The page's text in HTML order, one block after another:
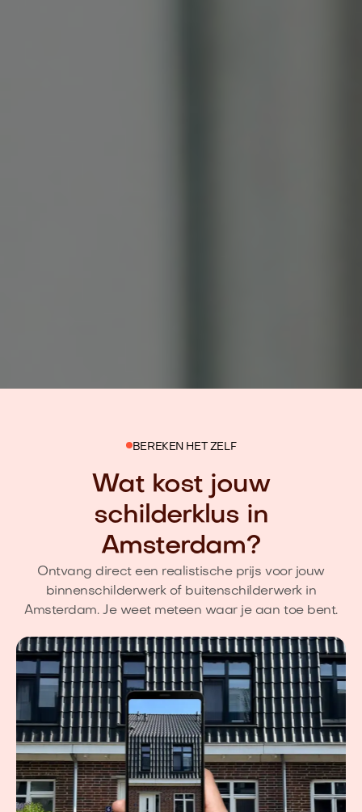
BEREKEN HET ZELF
Wat kost jouw
schilderklus in
Amsterdam?
Ontvang direct een realistische prijs voor jouw
binnenschilderwerk of buitenschilderwerk in
Amsterdam. Je weet meteen waar je aan toe bent.